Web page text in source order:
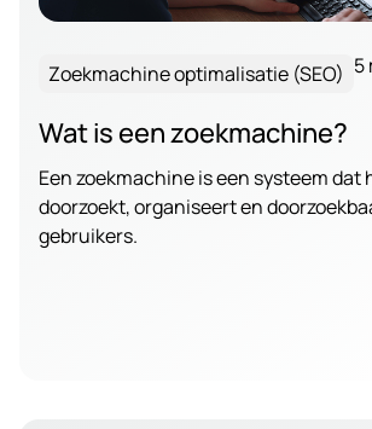
Zoekmachine optimalisatie (SEO) 5
Wat is een zoekmachine?
Een zoekmachine is een systeem
doorzoekt, organiseert en
gebruikers.